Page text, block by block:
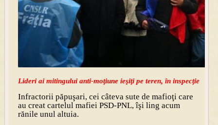
Lideri ai mitingului anti-moţiune ieşiţi pe teren, în inspecţie
Infractorii păpuşari, cei câteva sute de mafioţi care
au creat cartelul mafiei PSD-PNL, îşi ling acum
rănile unul altuia.